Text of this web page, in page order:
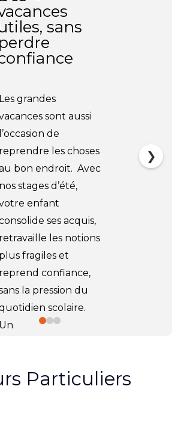
sans
perdre
Les grandes
sont aussi
l’occasion de
reprendre les choses
bon endroit. Avec
nos stages d’été,
enfant
ses acquis,
retravaille les notions
plus fragiles et
reprend confiance,
la pression du
scolaire.
Un
de 2h par matière,
❯
Particuliers